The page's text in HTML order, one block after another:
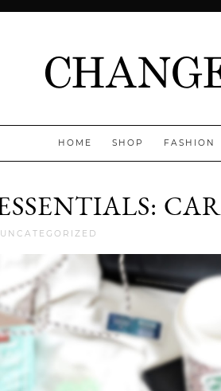
HOME SHOP FASHION
UNCATEGORIZED